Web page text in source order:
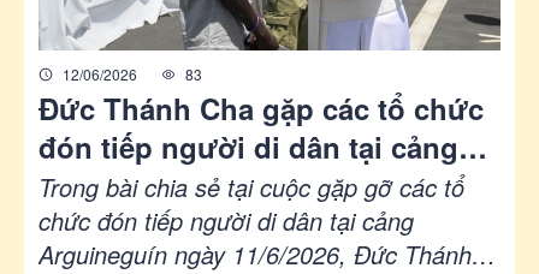
12/06/2026 83
Đức Thánh Cha gặp các tổ chức
đón tiếp người di dân tại cảng
Arguineguín
Trong bài chia sẻ tại cuộc gặp gỡ các tổ
chức đón tiếp người di dân tại cảng
Arguineguín ngày 11/6/2026, Đức Thánh